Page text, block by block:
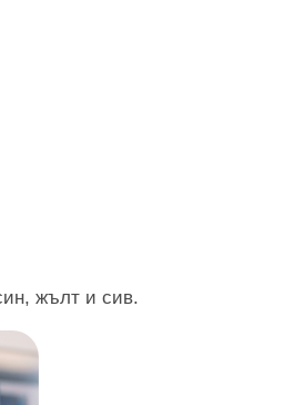
жълт и сив.